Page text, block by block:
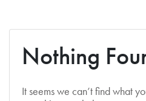
Nothing
It seems we can’t find what